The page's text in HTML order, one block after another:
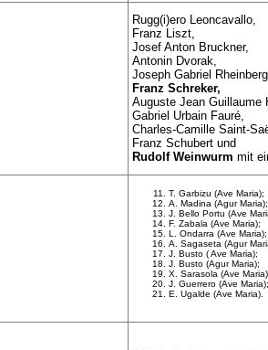
Rugg(i)ero Leoncavallo,
Franz Liszt,
Josef Anton Bruckner,
Antonin Dvorak,
Joseph Gabriel
Franz Schreker,
Auguste Jean Guillaume
Gabriel Urbain Fauré,
Charles-Camille Saint-
Franz Schubert und
Rudolf Weinwurm mit
T. Garbizu (Ave Maria);
A. Madina (Agur Maria);
J. Bello Portu (Ave
F. Zabala (Ave Maria);
L. Ondarra (Ave Maria);
A. Sagaseta (Agur
J. Busto ( Ave Maria);
J. Busto (Agur Maria);
X. Sarasola (Ave
J. Guerrero (Ave Maria);
E. Ugalde (Ave Maria).